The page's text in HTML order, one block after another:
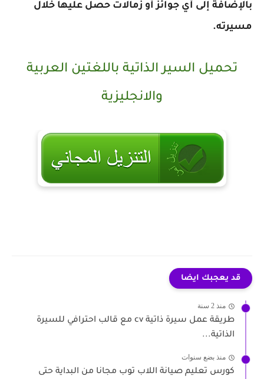
بالإضافة إلى أي جوائز أو زمالات حصل عليها خلال
مسيرته.
تحميل السير الذاتية باللغتين العربية
والانجليزية
قد يعجبك ايضا
منذ 2 سنة
طريقة عمل سيرة ذاتية cv مع قالب احترافي للسيرة
الذاتية...
منذ بضع سنوات
كورس تعليم صيانة اللاب توب مجانا من البداية حتى